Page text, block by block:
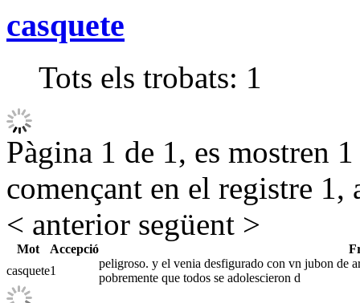
casquete
Tots els trobats: 1
Pàgina 1 de 1, es mostren
començant en el registre 1,
< anterior següent >
Mot Accepció
casquete1
peligroso. y el venia desfigurado con vn jubon de
pobremente que todos se adolescieron d